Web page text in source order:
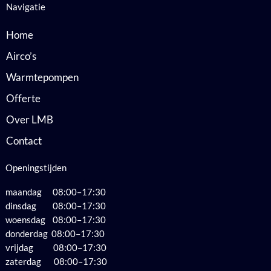
Navigatie
Home
Airco’s
Warmtepompen
Offerte
Over LMB
Contact
Openingstijden
maandag 08:00–17:30
dinsdag 08:00–17:30
woensdag 08:00–17:30
donderdag 08:00–17:30
vrijdag 08:00–17:30
zaterdag 08:00–17:30